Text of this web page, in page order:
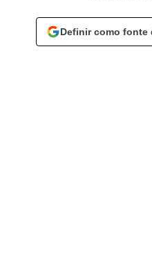
Definir como fonte